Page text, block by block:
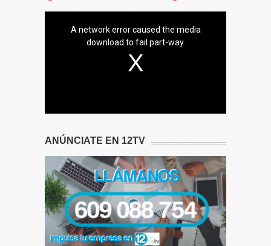
A network error caused the media
download to fail part-way.
ANÚNCIATE EN 12TV